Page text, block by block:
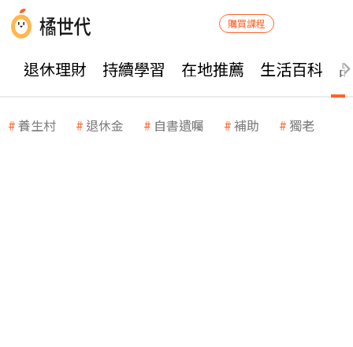
購買課程
退休理財 持續學習 在地推薦 生活百科
養生村 退休金 自書遺囑 補助 獨老